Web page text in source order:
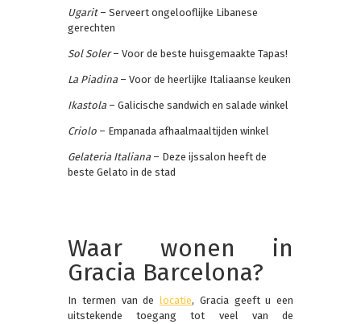
Ugarit– Serveert ongelooflijke Libanese
gerechten
Sol Soler– Voor de beste huisgemaakte Tapas!
La Piadina – Voor de heerlijke Italiaanse keuken
Ikastola – Galicische sandwich en salade winkel
Criolo – Empanada afhaalmaaltijden winkel
Gelateria Italiana – Deze ijssalon heeft de
beste Gelato in de stad
Waar wonen in
Gracia Barcelona?
In termen van de locatie, Gracia geeft u een
uitstekende toegang tot veel van de